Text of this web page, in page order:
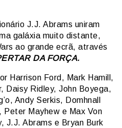
J.J. Abrams uniram
galáxia muito distante,
ao grande ecrã, através
DA FORÇA.
Harrison Ford, Mark Hamill,
Daisy Ridley, John Boyega,
Andy Serkis, Domhnall
Peter Mayhew e Max Von
J.J. Abrams e Bryan Burk